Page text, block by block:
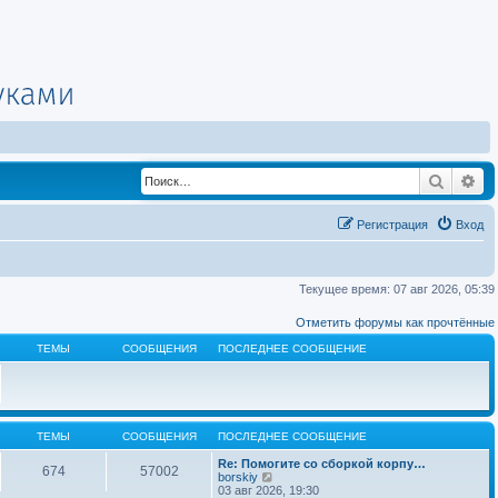
Поиск
Вход
Регистрация
Текущее время: 07 авг 2026, 05:39
Отметить форумы как прочтённые
ТЕМЫ СООБЩЕНИЯ ПОСЛЕДНЕЕ СООБЩЕНИЕ
ТЕМЫ СООБЩЕНИЯ ПОСЛЕДНЕЕ СООБЩЕНИЕ
674 57002
Re: Помогите со сборкой корпу…
borskiy
е
03 авг 2026, 19:30